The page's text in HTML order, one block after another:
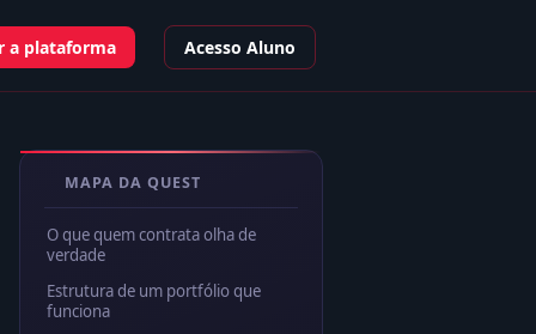
a plataforma Acesso Aluno
MAPA DA QUEST
O que quem contrata olha de
verdade
Estrutura de um portfólio que
funciona